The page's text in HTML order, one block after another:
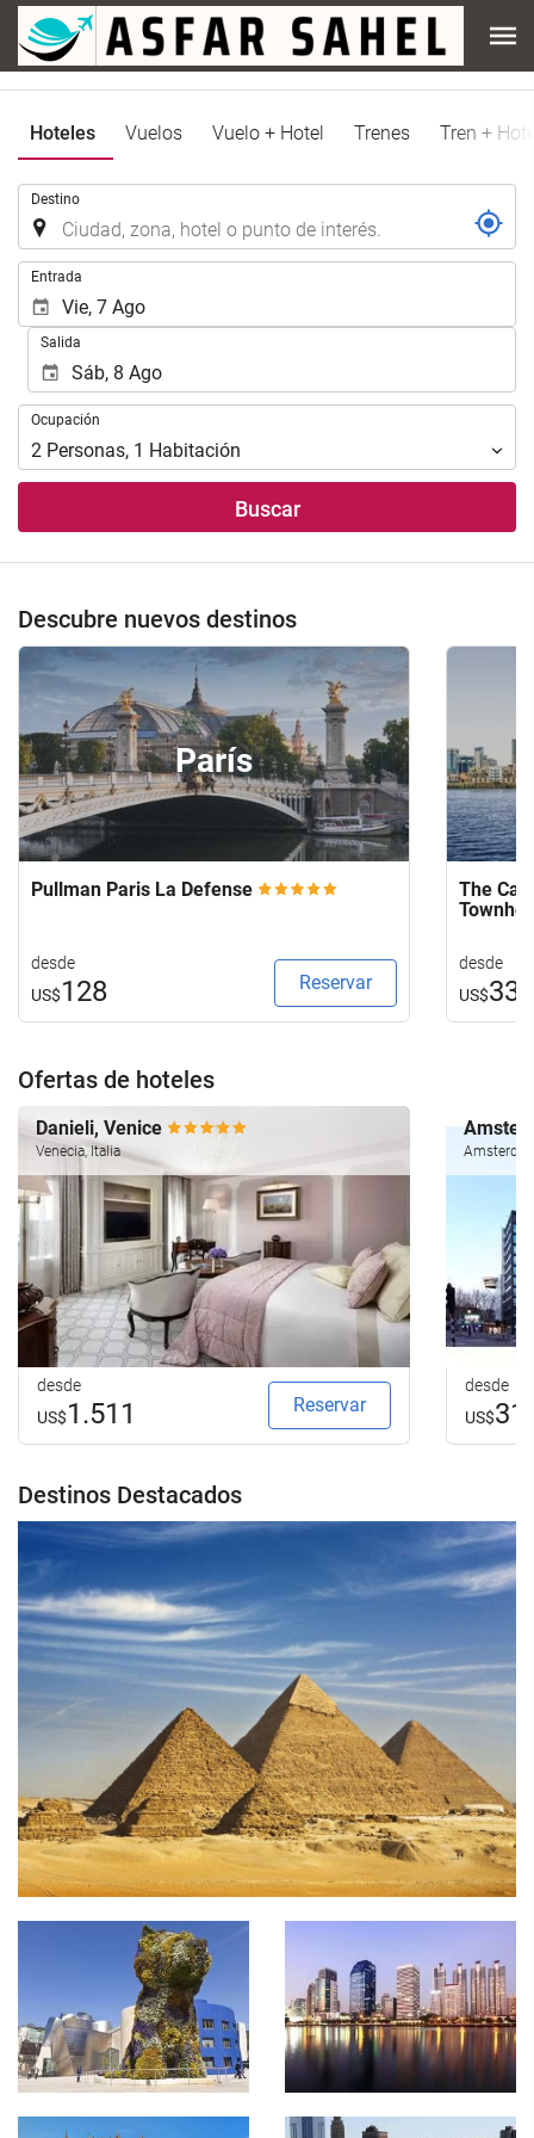
Hoteles Vuelos Vuelo + Hotel Trenes Tren +
Destino
Entrada
Salida
Ocupación
Ocupación
2 Personas, 1 Habitación
Buscar
Descubre nuevos destinos
París
Pullman Paris La Defense
desde
US$128 Reservar
The
desde
US$332
Ofertas de hoteles
Danieli, Venice
Venecia, Italia
desde
US$1.511 Reservar
desde
US$
Destinos Destacados